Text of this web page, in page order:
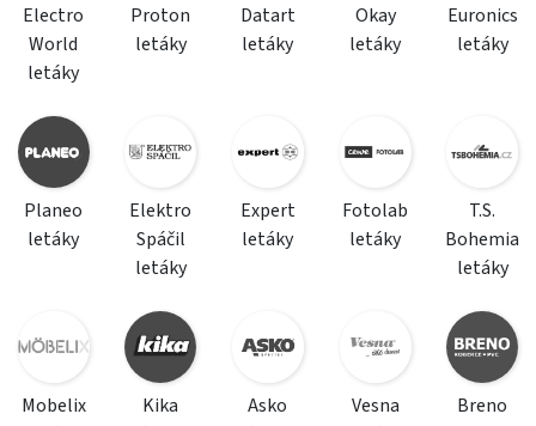
Electro
World
letáky
Proton
letáky
Datart
letáky
Okay
letáky
Euronics
letáky
Planeo
letáky
Elektro
Spáčil
letáky
Expert
letáky
Fotolab
letáky
T.S.
Bohemia
letáky
Mobelix
Kika
Asko
Vesna
Breno